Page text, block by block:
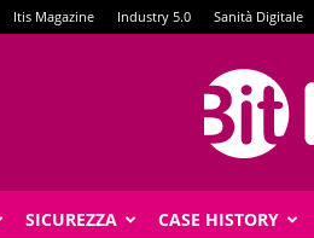
Itis Magazine Industry 5.0 Sanità Digitale
SICUREZZA CASE HISTORY